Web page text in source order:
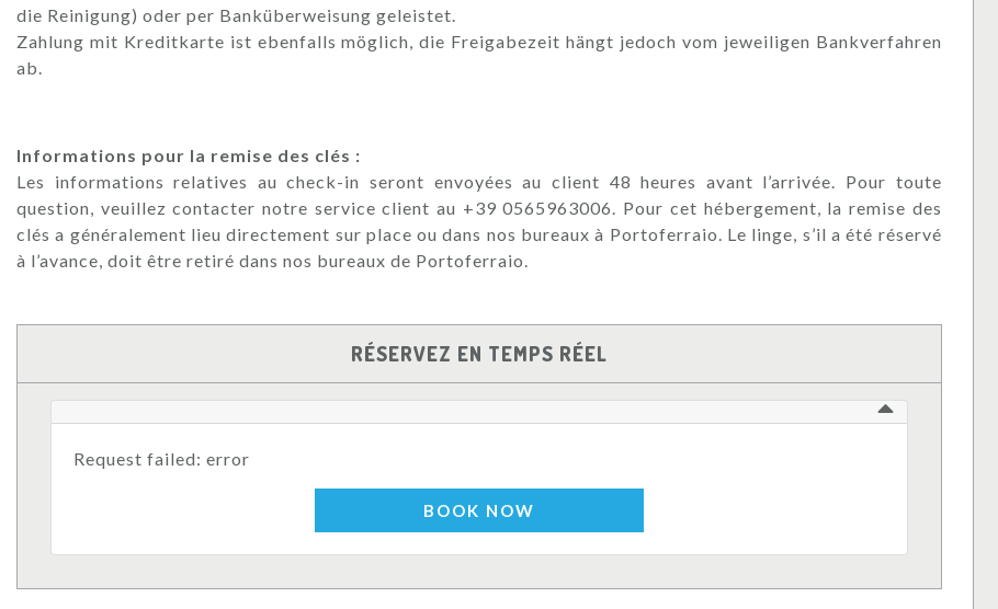
die Reinigung) oder per Banküberweisung geleistet.
Zahlung mit Kreditkarte ist ebenfalls möglich, die Freigabezeit hängt jedoch vom jeweiligen Bankverfahren
ab.
Informations pour la remise des clés :
Les informations relatives au check-in seront envoyées au client 48 heures avant l’arrivée. Pour toute
question, veuillez contacter notre service client au +39 0565963006. Pour cet hébergement, la remise des
clés a généralement lieu directement sur place ou dans nos bureaux à Portoferraio. Le linge, s’il a été réservé
à l’avance, doit être retiré dans nos bureaux de Portoferraio.
RÉSERVEZ EN TEMPS RÉEL
Request failed: error
BOOK NOW